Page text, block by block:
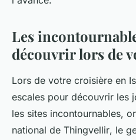
Les
découvrir lors de
Lors de votre croisière en
escales pour découvrir les
les sites incontournables,
national de Thingvellir, le